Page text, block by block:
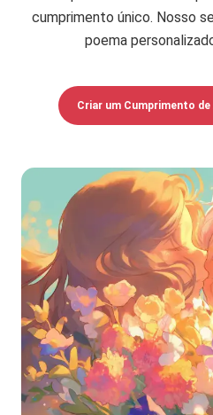
cumprimento único. Nosso
poema
Criar um Cumprimento